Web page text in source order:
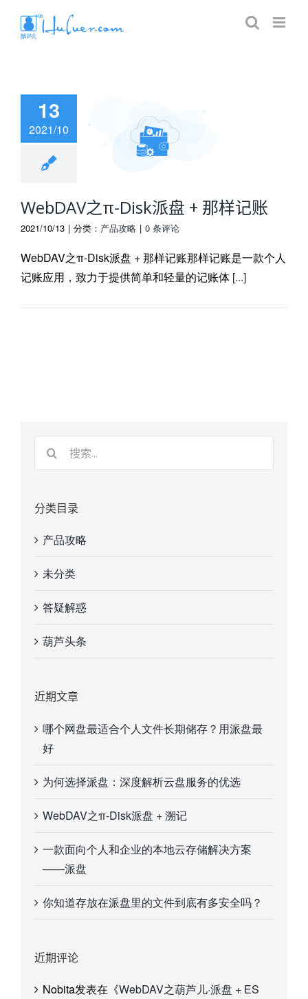
13
2021/10
之π-Disk派
那样记账
WebDAV之π-Disk派盘 + 那样记账
2021/10/13 | 分类： 产品攻略 | 0 条评论
WebDAV之π-Disk派盘 + 那样记账那样记账是一款个人
记账应用，致力于提供简单和轻量的记账体 [...]
分类目录
产品攻略
未分类
答疑解惑
葫芦头条
近期文章
哪个网盘最适合个人文件长期储存？用派盘最
好
为何选择派盘：深度解析云盘服务的优选
WebDAV之π-Disk派盘 + 溯记
一款面向个人和企业的本地云存储解决方案
——派盘
你知道存放在派盘里的文件到底有多安全吗？
近期评论
Nobita发表在《WebDAV之葫芦儿·派盘 + ES